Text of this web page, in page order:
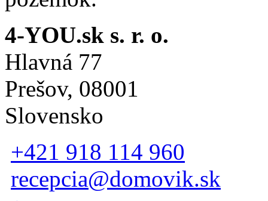
4-YOU.sk s. r. o.
Hlavná 77
Prešov, 08001
Slovensko
+421 918 114 960
recepcia@domovik.sk